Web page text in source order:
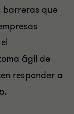
barreras que
ágil de
responder a